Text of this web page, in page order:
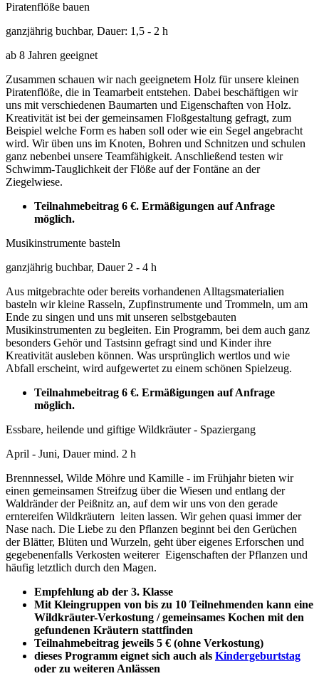
Piratenflöße bauen
ganzjährig buchbar, Dauer: 1,5 - 2 h
ab 8 Jahren geeignet
Zusammen schauen wir nach geeignetem Holz für unsere kleinen
Piratenflöße, die in Teamarbeit entstehen. Dabei beschäftigen wir
uns mit verschiedenen Baumarten und Eigenschaften von Holz.
Kreativität ist bei der gemeinsamen Floßgestaltung gefragt, zum
Beispiel welche Form es haben soll oder wie ein Segel angebracht
wird. Wir üben uns im Knoten, Bohren und Schnitzen und schulen
ganz nebenbei unsere Teamfähigkeit. Anschließend testen wir
Schwimm-Tauglichkeit der Flöße auf der Fontäne an der
Ziegelwiese.
Teilnahmebeitrag 6 €. Ermäßigungen auf Anfrage
möglich.
Musikinstrumente basteln
ganzjährig buchbar, Dauer 2 - 4 h
Aus mitgebrachte oder bereits vorhandenen Alltagsmaterialien
basteln wir kleine Rasseln, Zupfinstrumente und Trommeln, um am
Ende zu singen und uns mit unseren selbstgebauten
Musikinstrumenten zu begleiten. Ein Programm, bei dem auch ganz
besonders Gehör und Tastsinn gefragt sind und Kinder ihre
Kreativität ausleben können. Was ursprünglich wertlos und wie
Abfall erscheint, wird aufgewertet zu einem schönen Spielzeug.
Teilnahmebeitrag 6 €. Ermäßigungen auf Anfrage
möglich.
Essbare, heilende und giftige Wildkräuter - Spaziergang
April - Juni, Dauer mind. 2 h
Brennnessel, Wilde Möhre und Kamille - im Frühjahr bieten wir
einen gemeinsamen Streifzug über die Wiesen und entlang der
Waldränder der Peißnitz an, auf dem wir uns von den gerade
erntereifen Wildkräutern leiten lassen. Wir gehen quasi immer der
Nase nach. Die Liebe zu den Pflanzen beginnt bei den Gerüchen
der Blätter, Blüten und Wurzeln, geht über eigenes Erforschen und
gegebenenfalls Verkosten weiterer Eigenschaften der Pflanzen und
häufig letztlich durch den Magen.
Empfehlung ab der 3. Klasse
Mit Kleingruppen von bis zu 10 Teilnehmenden kann eine
Wildkräuter-Verkostung / gemeinsames Kochen mit den
gefundenen Kräutern stattfinden
Teilnahmebeitrag jeweils 5 € (ohne Verkostung)
dieses Programm eignet sich auch als Kindergeburtstag
oder zu weiteren Anlässen